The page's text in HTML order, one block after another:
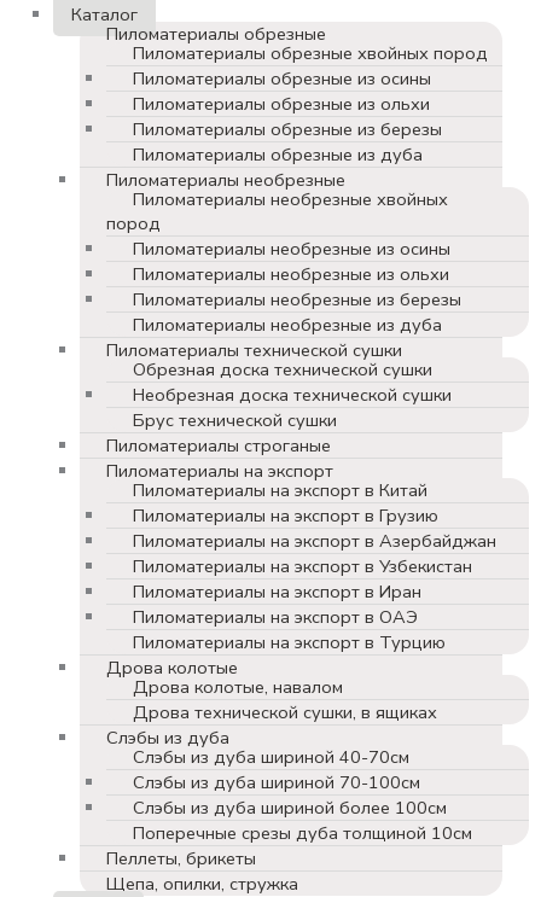
Каталог
Пиломатериалы обрезные
Пиломатериалы обрезные хвойных пород
Пиломатериалы обрезные из осины
Пиломатериалы обрезные из ольхи
Пиломатериалы обрезные из березы
Пиломатериалы обрезные из дуба
Пиломатериалы необрезные
Пиломатериалы необрезные хвойных
пород
Пиломатериалы необрезные из осины
Пиломатериалы необрезные из ольхи
Пиломатериалы необрезные из березы
Пиломатериалы необрезные из дуба
Пиломатериалы технической сушки
Обрезная доска технической сушки
Необрезная доска технической сушки
Брус технической сушки
Пиломатериалы строганые
Пиломатериалы на экспорт
Пиломатериалы на экспорт в Китай
Пиломатериалы на экспорт в Грузию
Пиломатериалы на экспорт в Азербайджан
Пиломатериалы на экспорт в Узбекистан
Пиломатериалы на экспорт в Иран
Пиломатериалы на экспорт в ОАЭ
Пиломатериалы на экспорт в Турцию
Дрова колотые
Дрова колотые, навалом
Дрова технической сушки, в ящиках
Слэбы из дуба
Слэбы из дуба шириной 40-70см
Слэбы из дуба шириной 70-100см
Слэбы из дуба шириной более 100см
Поперечные срезы дуба толщиной 10см
Пеллеты, брикеты
Щепа, опилки, стружка